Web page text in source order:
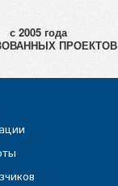
ПРОЕКТОВ